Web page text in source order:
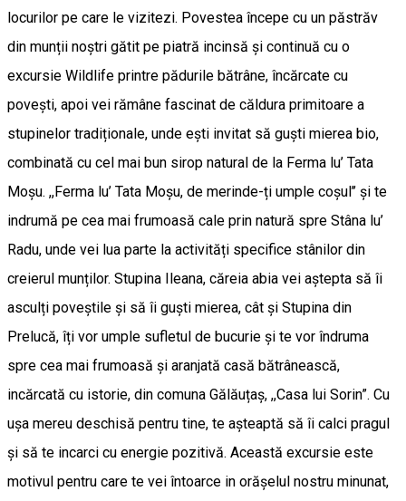
locurilor pe care le vizitezi. Povestea începe cu un păstrăv
din munții noștri gătit pe piatră incinsă și continuă cu o
excursie Wildlife printre pădurile bătrâne, încărcate cu
povești, apoi vei rămâne fascinat de căldura primitoare a
stupinelor tradiționale, unde ești invitat să guști mierea bio,
combinată cu cel mai bun sirop natural de la Ferma lu’ Tata
Moșu. ,,Ferma lu’ Tata Moșu, de merinde-ți umple coșul’’ și te
indrumă pe cea mai frumoasă cale prin natură spre Stâna lu’
Radu, unde vei lua parte la activități specifice stânilor din
creierul munților. Stupina Ileana, căreia abia vei aștepta să îi
asculți poveștile și să îi guști mierea, cât și Stupina din
Prelucă, îți vor umple sufletul de bucurie și te vor îndruma
spre cea mai frumoasă și aranjată casă bătrânească,
incărcată cu istorie, din comuna Gălăuțaș, ,,Casa lui Sorin”. Cu
ușa mereu deschisă pentru tine, te așteaptă să îi calci pragul
și să te incarci cu energie pozitivă. Această excursie este
motivul pentru care te vei întoarce in orășelul nostru minunat,